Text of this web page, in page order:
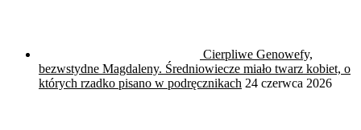
Cierpliwe Genowefy,
bezwstydne Magdaleny. Średniowiecze miało twarz kobiet, o
których rzadko pisano w podręcznikach 24 czerwca 2026